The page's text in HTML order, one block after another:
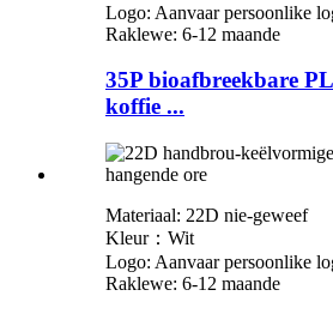
Logo: Aanvaar persoonlike
Raklewe: 6-12 maande
35P bioafbreekbare
koffie ...
Materiaal: 22D nie-geweef
Kleur：Wit
Logo: Aanvaar persoonlike
Raklewe: 6-12 maande